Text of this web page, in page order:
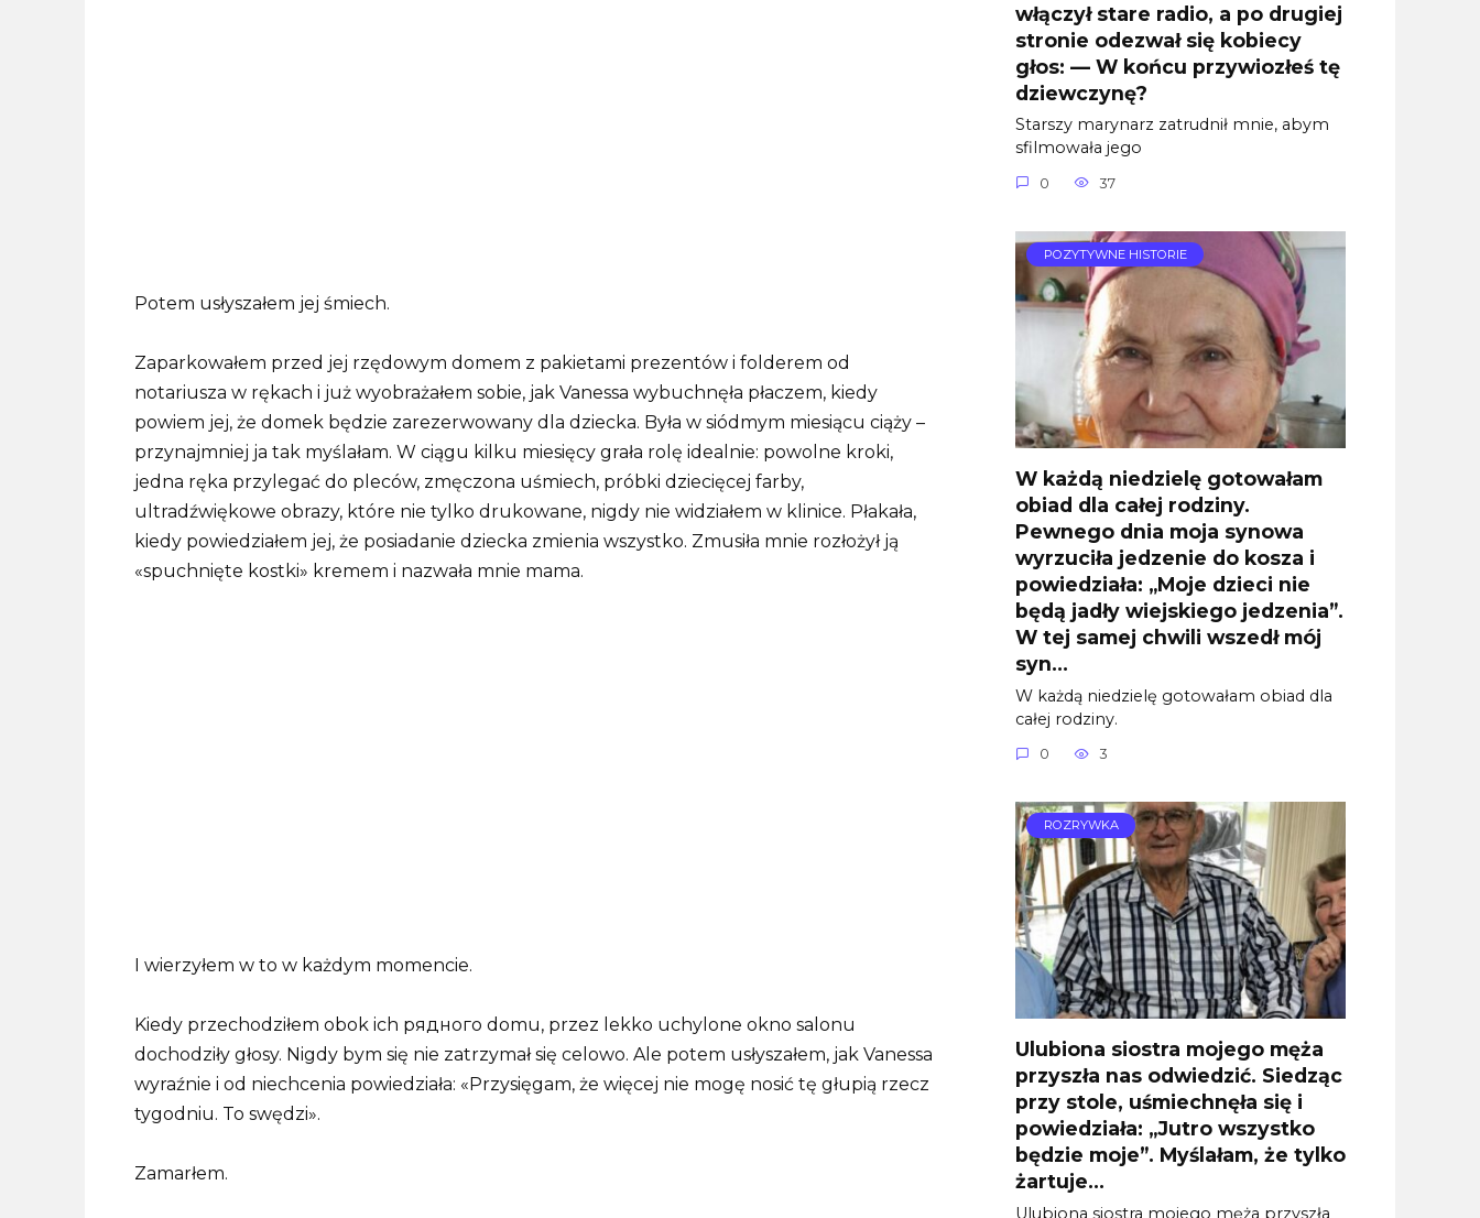
Potem usłyszałem jej śmiech.
Zaparkowałem przed jej rzędowym domem z pakietami prezentów i folderem od
notariusza w rękach i już wyobrażałem sobie, jak Vanessa wybuchnęła płaczem, kiedy
powiem jej, że domek będzie zarezerwowany dla dziecka. Była w siódmym miesiącu ciąży –
przynajmniej ja tak myślałam. W ciągu kilku miesięcy grała rolę idealnie: powolne kroki,
jedna ręka przylegać do pleców, zmęczona uśmiech, próbki dziecięcej farby,
ultradźwiękowe obrazy, które nie tylko drukowane, nigdy nie widziałem w klinice. Płakała,
kiedy powiedziałem jej, że posiadanie dziecka zmienia wszystko. Zmusiła mnie rozłożył ją
«spuchnięte kostki» kremem i nazwała mnie mama.
I wierzyłem w to w każdym momencie.
Kiedy przechodziłem obok ich рядного domu, przez lekko uchylone okno salonu
dochodziły głosy. Nigdy bym się nie zatrzymał się celowo. Ale potem usłyszałem, jak Vanessa
wyraźnie i od niechcenia powiedziała: «Przysięgam, że więcej nie mogę nosić tę głupią rzecz
tygodniu. To swędzi».
Zamarłem.
włączył stare radio, a po drugiej
stronie odezwał się kobiecy
głos: — W końcu przywiozłeś tę
dziewczynę?
Starszy marynarz zatrudnił mnie, abym
sfilmowała jego
0 37
POZYTYWNE HISTORIE
W każdą niedzielę gotowałam
obiad dla całej rodziny.
Pewnego dnia moja synowa
wyrzuciła jedzenie do kosza i
powiedziała: „Moje dzieci nie
będą jadły wiejskiego jedzenia”.
W tej samej chwili wszedł mój
syn…
W każdą niedzielę gotowałam obiad dla
całej rodziny.
0 3
ROZRYWKA
Ulubiona siostra mojego męża
przyszła nas odwiedzić. Siedząc
przy stole, uśmiechnęła się i
powiedziała: „Jutro wszystko
będzie moje”. Myślałam, że tylko
żartuje…
Ulubiona siostra mojego męża przyszła